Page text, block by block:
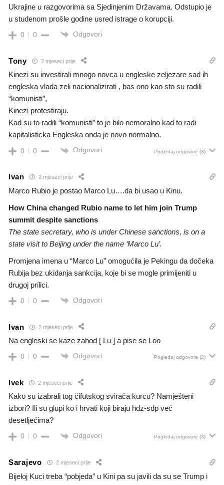
Ukrajine u razgovorima sa Sjedinjenim Državama. Odstupio je
u studenom prošle godine usred istrage o korupciji.
0 0 Odgovori
Tony 2 mjeseci prije
Kinezi su investirali mnogo novca u engleske zeljezare sad ih
engleska vlada zeli nacionalizirati , bas ono kao sto su radili
“komunisti”,
Kinezi protestiraju.
Kad su to radili “komunisti” to je bilo nemoralno kad to radi
kapitalisticka Engleska onda je novo normalno.
0 0 Odgovori Pogledaj odgovore (3)
Ivan 2 mjeseci prije
Marco Rubio je postao Marco Lu….da bi usao u Kinu.
How China changed Rubio name to let him join Trump
summit despite sanctions
The state secretary, who is under Chinese sanctions, is on a
state visit to Beijing under the name ‘Marco Lu’.
Promjena imena u “Marco Lu” omogućila je Pekingu da dočeka
Rubija bez ukidanja sankcija, koje bi se mogle primijeniti u
drugoj prilici.
0 0 Odgovori
Ivan 2 mjeseci prije
Na engleski se kaze zahod [ Lu ] a pise se Loo
0 0 Odgovori Pogledaj odgovore (2)
Ivek 2 mjeseci prije
Kako su izabrali tog čifutskog svirača kurcu? Namješteni
izbori? Ili su glupi ko i hrvati koji biraju hdz-sdp već
desetljećima?
0 0 Odgovori Pogledaj odgovore (3)
Sarajevo 2 mjeseci prije
Bijeloj Kuci treba “pobjeda” u Kini pa su javili da su se Trump i